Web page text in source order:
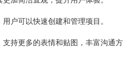
户可以快速创建和管理项目。
持更多的表情和贴图，丰富沟通方